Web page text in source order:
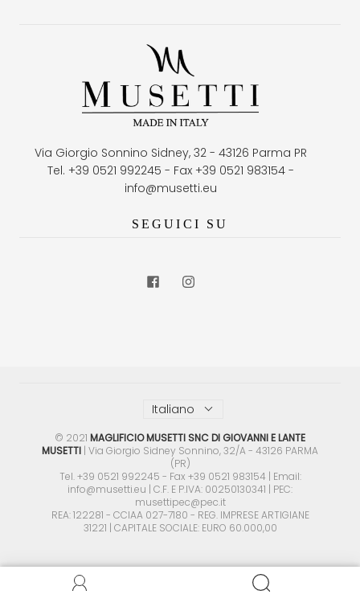
Via Giorgio Sonnino Sidney, 32 - 43126 Parma PR
Tel. +39 0521 992245 - Fax +39 0521 983154 -
info@musetti.eu
SEGUICI SU
© 2021 MAGLIFICIO MUSETTI SNC DI GIOVANNI E LANTE
MUSETTI | Via Giorgio Sidney Sonnino, 32/A - 43126 PARMA
(PR)
Tel. +39 0521 992245 - Fax +39 0521 983154 | Email:
info@musetti.eu | C.F. E P.IVA: 00250130341 | PEC:
musettipec@pec.it
REA: 122281 - CCIAA 027-7180 - REG. IMPRESE ARTIGIANE
31221 | CAPITALE SOCIALE: EURO 60.000,00
Italiano